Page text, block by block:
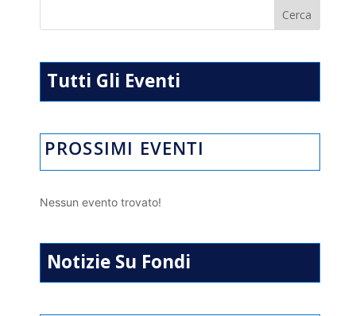
Tutti Gli Eventi
PROSSIMI EVENTI
Nessun evento trovato!
Notizie Su Fondi